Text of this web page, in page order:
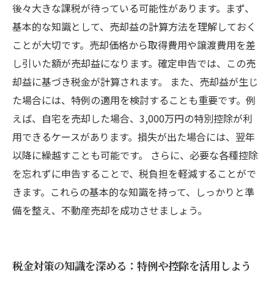
後々大きな課税が待っている可能性があります。まず、
基本的な知識として、売却益の計算方法を理解しておく
ことが大切です。売却価格から取得費用や譲渡費用を差
し引いた額が売却益になります。確定申告では、この売
却益に基づき税金が計算されます。 また、売却益が生じ
た場合には、特例の適用を検討することも重要です。例
えば、自宅を売却した場合、3,000万円の特別控除が利
用できるケースがあります。損失が出た場合には、翌年
以降に繰越すことも可能です。 さらに、必要な各種控除
を忘れずに申告することで、税負担を軽減することがで
きます。これらの基本的な知識を持って、しっかりと準
備を整え、不動産売却を成功させましょう。
税金対策の知識を深める：特例や控除を活用しよう